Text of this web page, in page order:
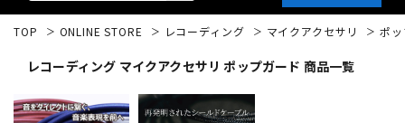
TOP ONLINE STORE レコーディング マイクアクセサリ ポ
レコーディング マイクアクセサリ ポップガード 商品一覧